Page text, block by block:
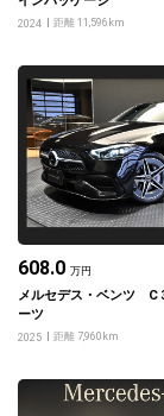
2024 距離 11,596km
608.0 万円
メルセデス・ベンツ C
ーツ
2025 距離 7,960km